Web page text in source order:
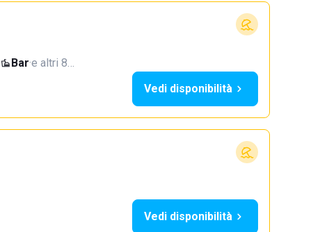
Bar·e altri 8…
Vedi disponibilità
Vedi disponibilità